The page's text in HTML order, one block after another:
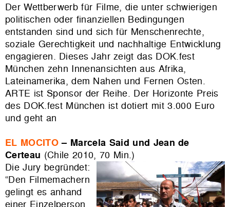
Der Wettberwerb für Filme, die unter schwierigen
politischen oder finanziellen Bedingungen
entstanden sind und sich für Menschenrechte,
soziale Gerechtigkeit und nachhaltige Entwicklung
engagieren. Dieses Jahr zeigt das DOK.fest
München zehn Innenansichten aus Afrika,
Lateinamerika, dem Nahen und Fernen Osten.
ARTE ist Sponsor der Reihe. Der Horizonte Preis
des DOK.fest München ist dotiert mit 3.000 Euro
und geht an
EL MOCITO – Marcela Said und Jean de
Certeau (Chile 2010, 70 Min.)
Die Jury begründet:
“Den Filmemachern
gelingt es anhand
einer Einzelperson